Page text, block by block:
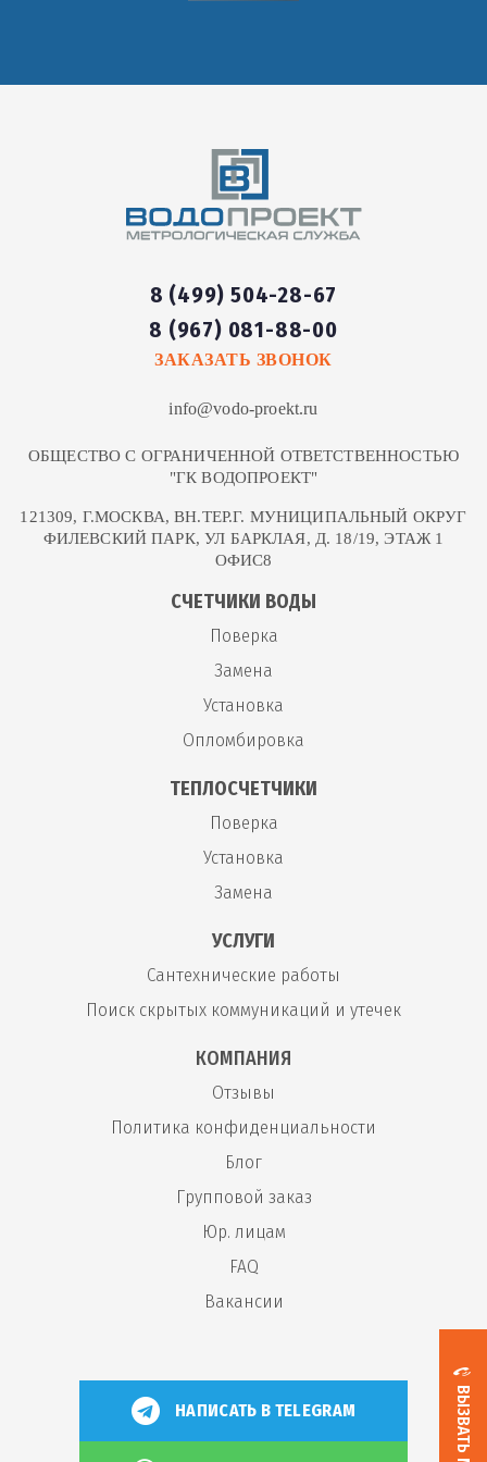
8 (499) 504-28-67
8 (967) 081-88-00
ЗАКАЗАТЬ ЗВОНОК
info@vodo-proekt.ru
ОБЩЕСТВО С ОГРАНИЧЕННОЙ ОТВЕТСТВЕННОСТЬЮ
"ГК ВОДОПРОЕКТ"
121309, Г.МОСКВА, ВН.ТЕР.Г. МУНИЦИПАЛЬНЫЙ ОКРУГ
ФИЛЕВСКИЙ ПАРК, УЛ БАРКЛАЯ, Д. 18/19, ЭТАЖ 1
ОФИС8
СЧЕТЧИКИ ВОДЫ
Поверка
Замена
Установка
Опломбировка
ТЕПЛОСЧЕТЧИКИ
Поверка
Установка
Замена
УСЛУГИ
Сантехнические работы
Поиск скрытых коммуникаций и утечек
КОМПАНИЯ
Отзывы
Политика конфиденциальности
Блог
Групповой заказ
Юр. лицам
FAQ
Вакансии
НАПИСАТЬ В TELEGRAM